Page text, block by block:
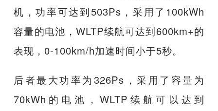
机，功率可达到503Ps，采用了100kWh
容量的电池，WLTP续航可达到600km+的
表现，0-100km/h加速时间小于5秒。
后者最大功率为326Ps，采用了容量为
70kWh的电池，WLTP续航可以达到